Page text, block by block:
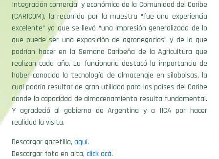
realizan cada año. La funcionaria destacó la importancia de
haber conocido la tecnología de almacenaje en silobolsas, la
cual podría resultar de gran utilidad para los países del Caribe
donde la capacidad de almacenamiento resulta fundamental.
Y agradeció al gobierno de Argentina y a IICA por hacer
realidad la visita.
Descargar gacetilla,aquí.
Descargar foto en alta,click acá.
Compartir